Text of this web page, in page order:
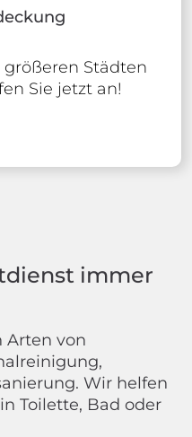
Städten
Sie jetzt an!
immer
Arten von
Wir helfen
Toilette, Bad oder